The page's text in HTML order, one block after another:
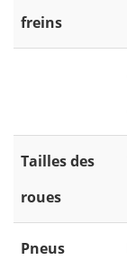
freins
Tailles des
roues
Pneus